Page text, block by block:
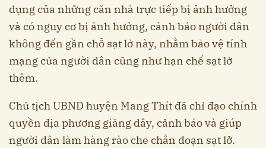
dụng của những căn nhà trực tiếp bị ảnh hưởng
và có nguy cơ bị ảnh hưởng, cảnh báo người dân
không đến gần chỗ sạt lở này, nhằm bảo vệ tính
mạng của người dân cũng như hạn chế sạt lở
thêm.
Chủ tịch UBND huyện Mang Thít đã chỉ đạo chính
quyền địa phương giăng dây, cảnh báo và giúp
người dân làm hàng rào che chắn đoạn sạt lở.